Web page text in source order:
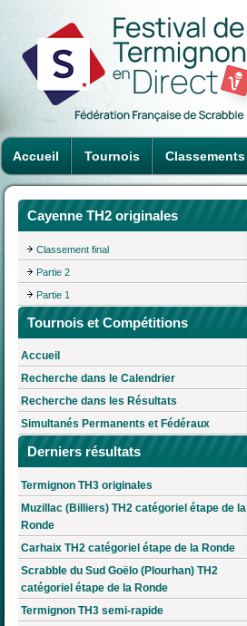
Accueil Tournois Classements
Cayenne TH2 originales
Classement final
Partie 2
Partie 1
Tournois et Compétitions
Accueil
Recherche dans le Calendrier
Recherche dans les Résultats
Simultanés Permanents et Fédéraux
Derniers résultats
Termignon TH3 originales
Muzillac (Billiers) TH2 catégoriel étape de la
Ronde
Carhaix TH2 catégoriel étape de la Ronde
Scrabble du Sud Goëlo (Plourhan) TH2
catégoriel étape de la Ronde
Termignon TH3 semi-rapide